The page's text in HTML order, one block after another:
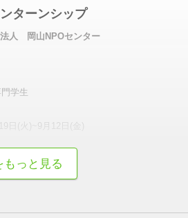
ターンシップ
人 岡山NPOセンター
学生
日(火)~9月12日(金)
っと見る